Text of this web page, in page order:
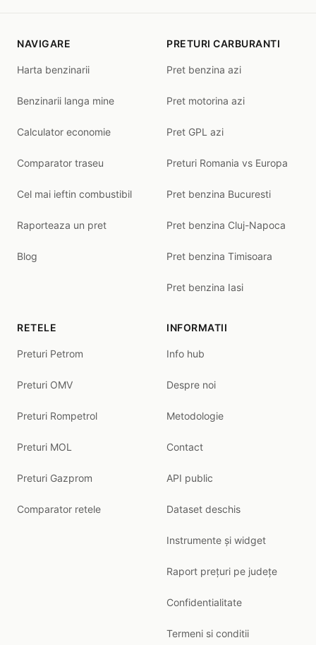
NAVIGARE
Harta benzinarii
Benzinarii langa mine
Calculator economie
Comparator traseu
Cel mai ieftin combustibil
Raporteaza un pret
Blog
PRETURI CARBURANTI
Pret benzina azi
Pret motorina azi
Pret GPL azi
Preturi Romania vs Europa
Pret benzina Bucuresti
Pret benzina Cluj-Napoca
Pret benzina Timisoara
Pret benzina Iasi
RETELE
Preturi Petrom
Preturi OMV
Preturi Rompetrol
Preturi MOL
Preturi Gazprom
Comparator retele
INFORMATII
Info hub
Despre noi
Metodologie
Contact
API public
Dataset deschis
Instrumente și widget
Raport prețuri pe județe
Confidentialitate
Termeni si conditii